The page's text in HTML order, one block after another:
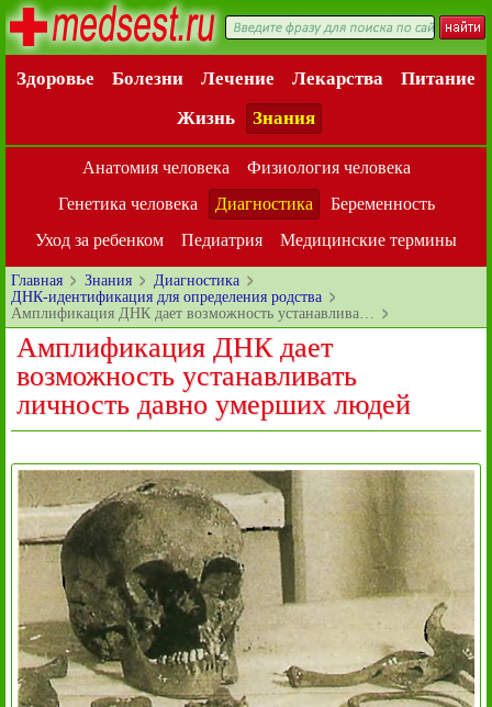
Здоровье Болезни Лечение Лекарства
Питание
Жизнь
Знания
Анатомия человека
Физиология человека
Генетика человека
Диагностика
Беременность
Уход за ребенком
Педиатрия Медицинские термины
Главная Знания
Диагностика
ДНК-идентификация для определения родства
Амплификация ДНК дает возможность устанавлива…
Амплификация ДНК дает
возможность устанавливать
личность давно умерших людей